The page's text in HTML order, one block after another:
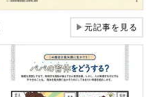
▶元記事を見る